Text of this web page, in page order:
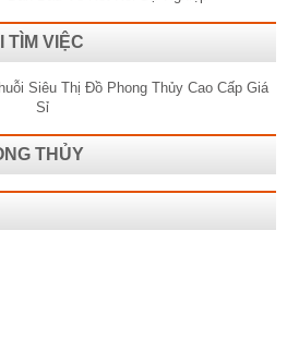
TÌM VIỆC
THỦY